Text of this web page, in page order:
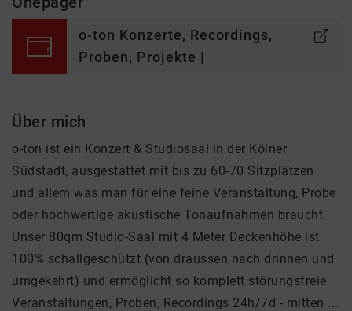
o-ton Konzerte, Recordings,
Proben, Projekte |
Über mich
o-ton ist ein Konzert & Studiosaal in der Kölner
Südstadt, ausgestattet mit bis zu 60-70 Sitzplätzen
und allem was man für eine feine Veranstaltung, Probe
oder hochwertige akustische Tonaufnahmen braucht.
Unser 80qm Studio-Saal mit 4 Meter Deckenhöhe ist
100% schallgeschützt (von draussen nach drinnen und
umgekehrt) und ermöglicht so komplett störungsfreie
Veranstaltungen, Proben, Recordings 24h/7d - mitten ...